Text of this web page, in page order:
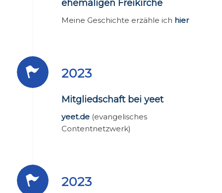
ehemaligen Freikirche
Meine Geschichte erzähle ich hier
2023
Mitgliedschaft bei yeet
yeet.de(evangelisches
Contentnetzwerk)
2023